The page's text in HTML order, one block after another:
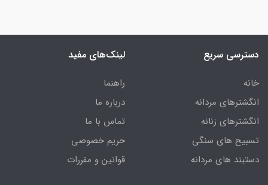
دسترسی سریع
خانه
انگشترهای مردانه
انگشترهای زنانه
تسبیح های سنگی
دستبند های مردانه
لینک‌های مفید
راهنما
درباره ما
تماس با ما
حریم خصوصی
قوانین و مقررات